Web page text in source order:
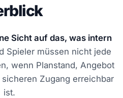
Sicht auf das, was intern
Spieler müssen nicht jede
wenn Planstand, Angebot
Zugang erreichbar
ist.